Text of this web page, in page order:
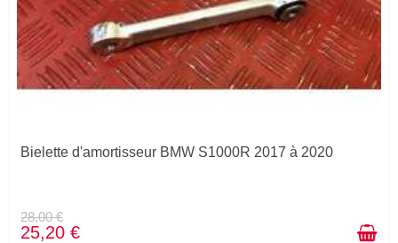
Bielette d'amortisseur BMW S1000R 2017 à 2020
28,00 €
25,20 €